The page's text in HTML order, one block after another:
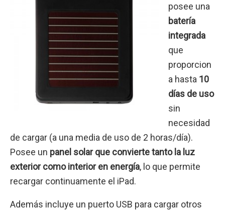
posee una
batería
integrada
que
proporcion
a hasta 10
días de uso
sin
necesidad
de cargar (a una media de uso de 2 horas/día).
Posee un panel solar que convierte tanto la luz
exterior como interior en energía, lo que permite
recargar continuamente el iPad.
Además incluye un puerto USB para cargar otros